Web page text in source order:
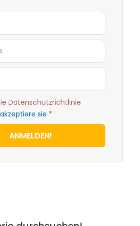
Datenschutzrichtlinie
sie *
ANMELDEN!